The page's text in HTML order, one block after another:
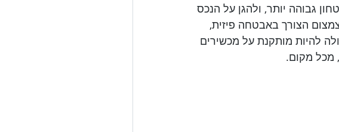
גבוהה יותר, ולהגן על הנכס
הצורך באבטחה פיזית,
להיות מותקנת על מכשירים
מכל מקום.